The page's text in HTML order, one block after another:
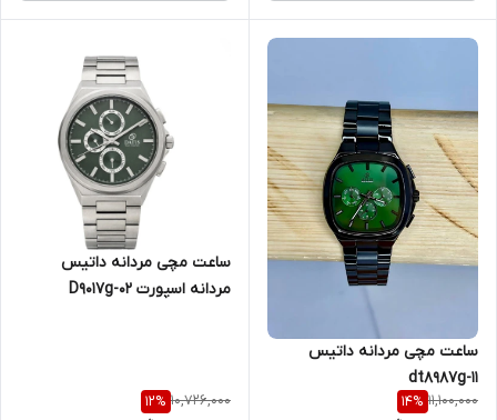
ساعت مچی مردانه داتیس
dt8987g-11
11,100,000
14%
ساعت مچی مردانه داتیس
مردانه اسپورت D9017g-02
10,726,000
12%